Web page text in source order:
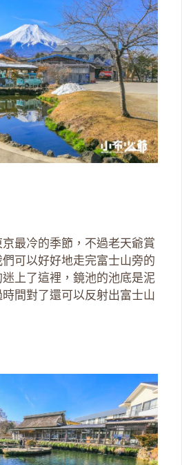
最冷的季節，不過老天爺賞
可以好好地走完富士山旁的
上了這裡，鏡池的池底是泥
間對了還可以反射出富士山